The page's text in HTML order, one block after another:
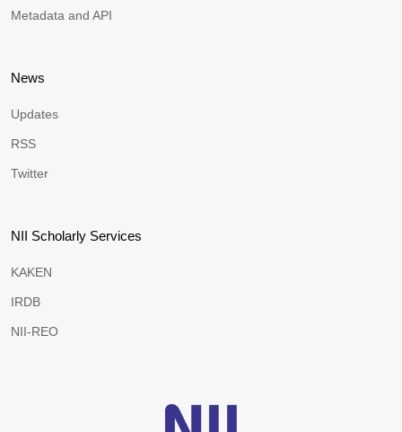
Metadata and API
News
Updates
RSS
Twitter
NII Scholarly Services
KAKEN
IRDB
NII-REO